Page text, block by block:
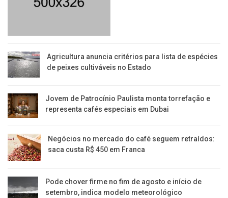
Agricultura anuncia critérios para lista de espécies
de peixes cultiváveis no Estado
Jovem de Patrocínio Paulista monta torrefação e
representa cafés especiais em Dubai
Negócios no mercado do café seguem retraídos:
saca custa R$ 450 em Franca
Pode chover firme no fim de agosto e início de
setembro, indica modelo meteorológico